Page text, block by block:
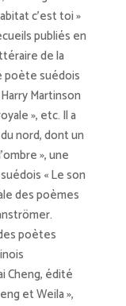
c’est toi »
publiés en
de la
poète suédois
Martinson
», etc. Il a
nord, dont un
», une
« Le son
des poèmes
poètes
Cheng, édité
et Weila »,